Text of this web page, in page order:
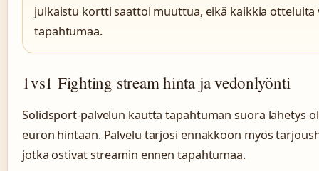
julkaistu kortti saattoi muuttua, eikä kaikkia otteluita
tapahtumaa.
1vs1 Fighting stream hinta ja vedonlyönti
Solidsport-palvelun kautta tapahtuman suora lähetys
euron hintaan. Palvelu tarjosi ennakkoon myös
jotka ostivat streamin ennen tapahtumaa.